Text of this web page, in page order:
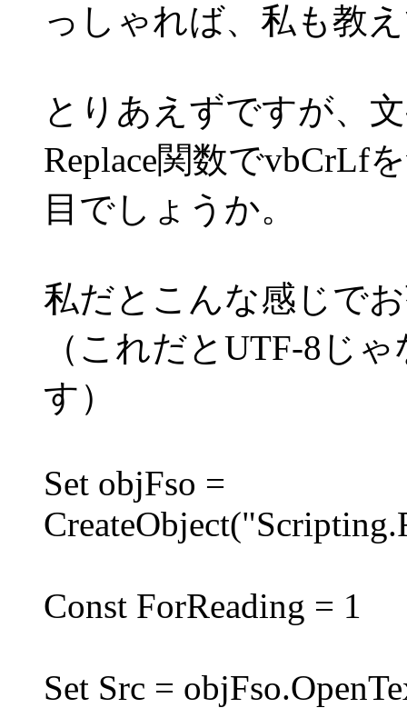
っしゃれば、私も教
とりあえずですが、
Replace関数でvbCrLf
目でしょうか。
私だとこんな感じで
（これだとUTF-8じ
す）
Set objFso =
Const ForReading = 1
Set Src =